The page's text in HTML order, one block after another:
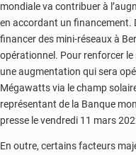
mondiale va contribuer à
en accordant un financement.
financer des mini-réseaux à
opérationnel. Pour renforcer
une augmentation qui sera
Mégawatts via le champ
représentant de la Banque
presse le vendredi 11 mars
En outre, certains facteurs